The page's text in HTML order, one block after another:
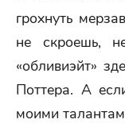
грохнуть
не скроешь,
«обливиэйт»
Поттера. А
моими